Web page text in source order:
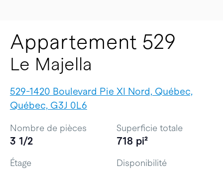
Appartement 529
Le Majella
529-1420 Boulevard Pie XI Nord, Québec,
Québec, G3J 0L6
Nombre de pièces
3 1/2
Superficie totale
718 pi²
Étage Disponibilité